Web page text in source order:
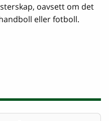
oavsett om det
eller fotboll.